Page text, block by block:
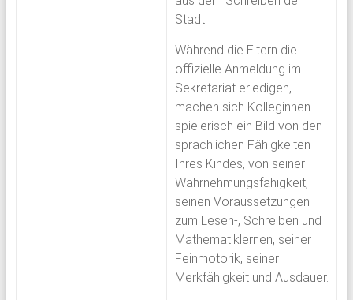
Stadt.
Während die Eltern die
offizielle Anmeldung im
Sekretariat erledigen,
machen sich Kolleginnen
spielerisch ein Bild von den
sprachlichen Fähigkeiten
Ihres Kindes, von seiner
Wahrnehmungsfähigkeit,
seinen Voraussetzungen
zum Lesen-, Schreiben und
Mathematiklernen, seiner
Feinmotorik, seiner
Merkfähigkeit und Ausdauer.